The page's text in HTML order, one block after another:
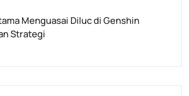
Menguasai Diluc di Genshin
Strategi